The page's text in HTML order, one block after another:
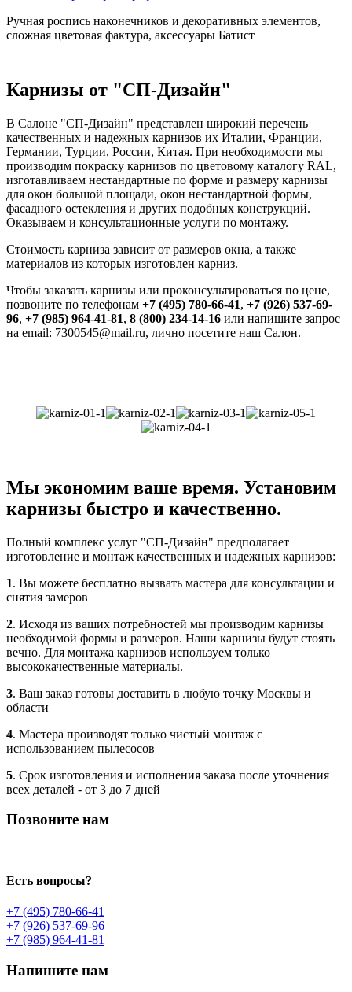
Ручная роспись наконечников и декоративных элементов,
сложная цветовая фактура, аксессуары Батист
Карнизы от "СП-Дизайн"
В Салоне "СП-Дизайн" представлен широкий перечень
качественных и надежных карнизов их Италии, Франции,
Германии, Турции, России, Китая. При необходимости мы
производим покраску карнизов по цветовому каталогу RAL,
изготавливаем нестандартные по форме и размеру карнизы
для окон большой площади, окон нестандартной формы,
фасадного остекления и других подобных конструкций.
Оказываем и консультационные услуги по монтажу.
Стоимость карниза зависит от размеров окна, а также
материалов из которых изготовлен карниз.
Чтобы заказать карнизы или проконсультироваться по цене,
позвоните по телефонам +7 (495) 780-66-41, +7 (926) 537-69-
96, +7 (985) 964-41-81, 8 (800) 234-14-16 или напишите запрос
на email: 7300545@mail.ru, лично посетите наш Салон.
Мы экономим ваше время. Установим
карнизы быстро и качественно.
Полный комплекс услуг "СП-Дизайн" предполагает
изготовление и монтаж качественных и надежных карнизов:
1. Вы можете бесплатно вызвать мастера для консультации и
снятия замеров
2. Исходя из ваших потребностей мы производим карнизы
необходимой формы и размеров. Наши карнизы будут стоять
вечно. Для монтажа карнизов используем только
высококачественные материалы.
3. Ваш заказ готовы доставить в любую точку Москвы и
области
4. Мастера производят только чистый монтаж с
использованием пылесосов
5. Срок изготовления и исполнения заказа после уточнения
всех деталей - от 3 до 7 дней
Позвоните нам
Есть вопросы?
+7 (495) 780-66-41
+7 (926) 537-69-96
+7 (985) 964-41-81
Напишите нам